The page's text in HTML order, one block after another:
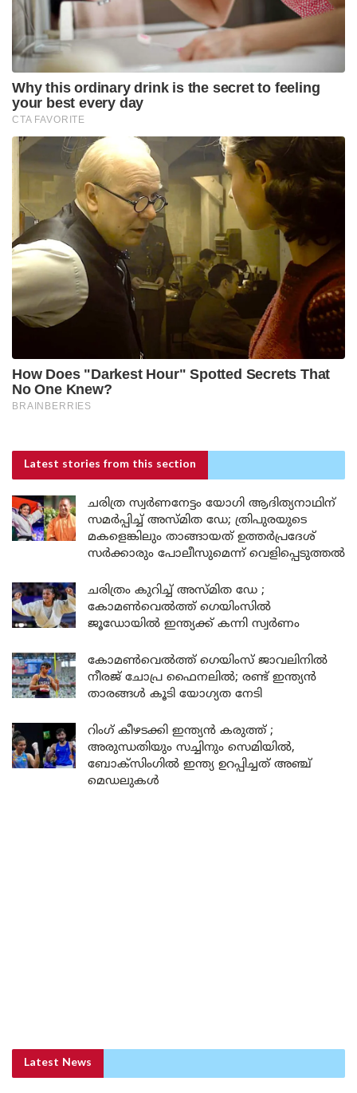
Latest stories from this section
ചരിത്ര സ്വർണനേട്ടം യോഗി ആദിത്യനാഥിന്
സമർപ്പിച്ച് അസ്മിത ഡേ; ത്രിപുരയുടെ
മകളെങ്കിലും താങ്ങായത് ഉത്തർപ്രദേശ്
സർക്കാരും പോലീസുമെന്ന് വെളിപ്പെടുത്തൽ
ചരിത്രം കുറിച്ച് അസ്മിത ഡേ ;
കോമൺവെൽത്ത് ഗെയിംസിൽ
ജൂഡോയിൽ ഇന്ത്യക്ക് കന്നി സ്വർണം
കോമൺവെൽത്ത് ഗെയിംസ് ജാവലിനിൽ
നീരജ് ചോപ്ര ഫൈനലിൽ; രണ്ട് ഇന്ത്യൻ
താരങ്ങൾ കൂടി യോഗ്യത നേടി
റിംഗ് കീഴടക്കി ഇന്ത്യൻ കരുത്ത് ;
അരുന്ധതിയും സച്ചിനും സെമിയിൽ,
ബോക്സിംഗിൽ ഇന്ത്യ ഉറപ്പിച്ചത് അഞ്ച്
മെഡലുകൾ
Latest News